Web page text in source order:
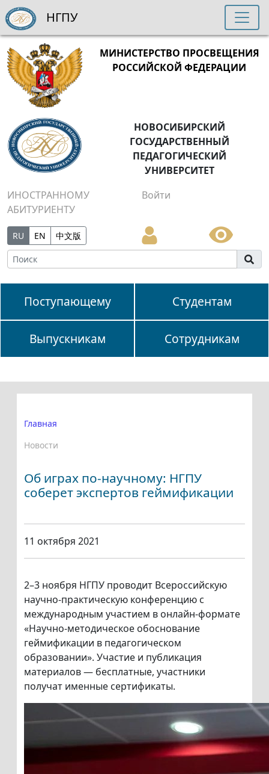
МИНИСТЕРСТВО ПРОСВЕЩЕНИЯ
РОССИЙСКОЙ ФЕДЕРАЦИИ
НОВОСИБИРСКИЙ
ГОСУДАРСТВЕННЫЙ
ПЕДАГОГИЧЕСКИЙ
УНИВЕРСИТЕТ
ИНОСТРАННОМУ
АБИТУРИЕНТУ
Войти
RU EN 中文版
Поступающему Студентам
Выпускникам Сотрудникам
НГПУ
Главная
Новости
Об играх по-научному: НГПУ
соберет экспертов геймификации
11 октября 2021
2–3 ноября НГПУ проводит Всероссийскую
научно-практическую конференцию с
международным участием в онлайн-формате
«Научно-методическое обоснование
геймификации в педагогическом
образовании». Участие и публикация
материалов — бесплатные, участники
получат именные сертификаты.